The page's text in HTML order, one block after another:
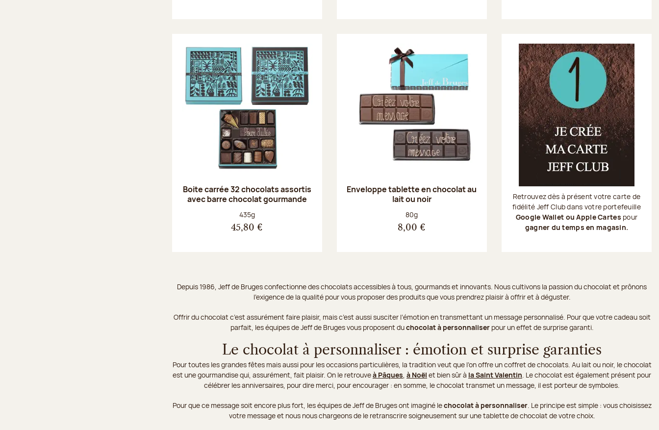
Boite carrée 32 chocolats assortis
avec barre chocolat gourmande
Poids net :
435g
45,80 €
Enveloppe tablette en chocolat au
lait ou noir
Poids net :
80g
8,00 €
Retrouvez dès à présent votre carte de
fidélité Jeff Club dans votre portefeuille
Google Wallet ou Apple Cartes pour
gagner du temps en magasin.
Depuis 1986, Jeff de Bruges confectionne des chocolats accessibles à tous, gourmands et innovants. Nous cultivons la passion du chocolat et prônons
l’exigence de la qualité pour vous proposer des produits que vous prendrez plaisir à offrir et à déguster.
Offrir du chocolat c’est assurément faire plaisir, mais c’est aussi susciter l’émotion en transmettant un message personnalisé. Pour que votre cadeau soit
parfait, les équipes de Jeff de Bruges vous proposent duchocolat à personnaliserpour un effet de surprise garanti.
Le chocolat à personnaliser : émotion et surprise garanties
Pour toutes les grandes fêtes mais aussi pour les occasions particulières, la tradition veut que l’on offre un coffret de chocolats. Au lait ou noir, le chocolat
est une gourmandise qui, assurément, fait plaisir. On le retrouveà Pâques à Noël et bien sûr à la Saint Valentin . Le chocolat est également présent pour
célébrer les anniversaires, pour dire merci, pour encourager : en somme, le chocolat transmet un message, il est porteur de symboles.
Pour que ce message soit encore plus fort, les équipes de Jeff de Bruges ont imaginé lechocolat à personnaliser. Le principe est simple : vous choisissez
votre message et nous nous chargeons de le retranscrire soigneusement sur une tablette de chocolat de votre choix.